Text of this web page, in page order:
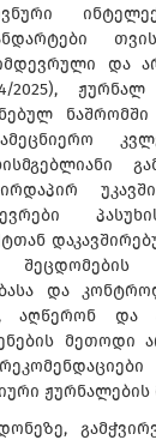
და
2025),
და
აღწერონ და
მეთოდი
ჟურნალების